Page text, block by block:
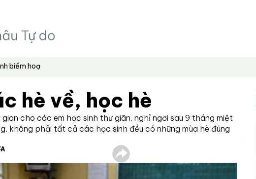
biếm hoạ
hè về, học hè
cho các em học sinh thư giãn, nghỉ ngơi sau 9 tháng miệt
không phải tất cả các học sinh đều có những mùa hè đúng